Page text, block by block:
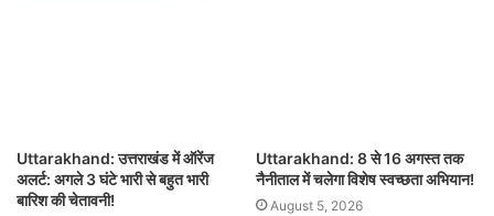
Uttarakhand: उत्तराखंड में ऑरेंज
अलर्ट: अगले 3 घंटे भारी से बहुत भारी
बारिश की चेतावनी!
Uttarakhand: 8 से 16 अगस्त तक
नैनीताल में चलेगा विशेष स्वच्छता अभियान!
August 5, 2026